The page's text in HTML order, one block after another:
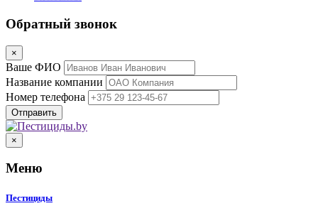
Обратный звонок
×
Ваше ФИО
Название компании
Номер телефона
×
Меню
Пестициды